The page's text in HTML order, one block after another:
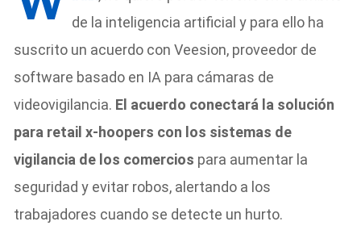
de la inteligencia artificial y para ello ha
suscrito un acuerdo con Veesion, proveedor de
software basado en IA para cámaras de
videovigilancia. El acuerdo conectará la solución
para retail x-hoopers con los sistemas de
vigilancia de los comercios para aumentar la
seguridad y evitar robos, alertando a los
trabajadores cuando se detecte un hurto.